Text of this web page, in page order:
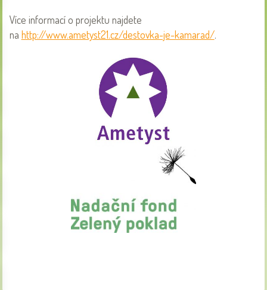
Více informací o projektu najdete
na http://www.ametyst21.cz/destovka-je-kamarad/.